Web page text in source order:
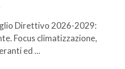
Direttivo 2026-2029:
Focus climatizzazione,
ed ...